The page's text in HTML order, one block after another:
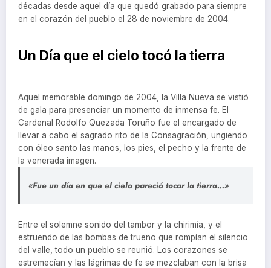
décadas desde aquel día que quedó grabado para siempre
en el corazón del pueblo el 28 de noviembre de 2004.
Un Día que el cielo tocó la tierra
Aquel memorable domingo de 2004, la Villa Nueva se vistió
de gala para presenciar un momento de inmensa fe. El
Cardenal Rodolfo Quezada Toruño fue el encargado de
llevar a cabo el sagrado rito de la Consagración, ungiendo
con óleo santo las manos, los pies, el pecho y la frente de
la venerada imagen.
«Fue un día en que el cielo pareció tocar la tierra…»
Entre el solemne sonido del tambor y la chirimía, y el
estruendo de las bombas de trueno que rompían el silencio
del valle, todo un pueblo se reunió. Los corazones se
estremecían y las lágrimas de fe se mezclaban con la brisa